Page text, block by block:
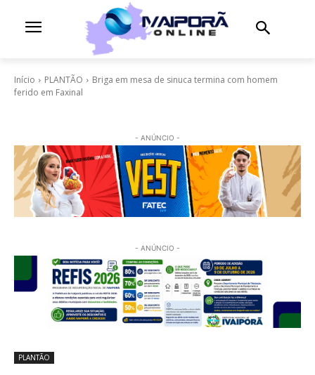
Início PLANTÃO
Briga em mesa de sinuca termina com homem
ferido em Faxinal
- ANÚNCIO -
- ANÚNCIO -
PLANTÃO